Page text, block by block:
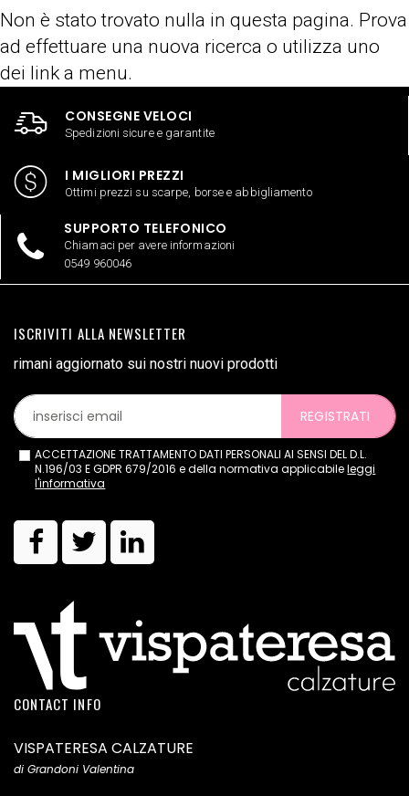
Non è stato trovato nulla in questa pagina. Prova
ad effettuare una nuova ricerca o utilizza uno
dei link a menu.
CONSEGNE VELOCI
Spedizioni sicure e garantite
I MIGLIORI PREZZI
Ottimi prezzi su scarpe, borse e abbigliamento
SUPPORTO TELEFONICO
Chiamaci per avere informazioni
0549 960046
ISCRIVITI ALLA NEWSLETTER
rimani aggiornato sui nostri nuovi prodotti
REGISTRATI
ACCETTAZIONE TRATTAMENTO DATI PERSONALI AI SENSI DEL D.L.
N.196/03 E GDPR 679/2016 e della normativa applicabileleggi
l'informativa
CONTACT INFO
VISPATERESA CALZATURE
di Grandoni Valentina